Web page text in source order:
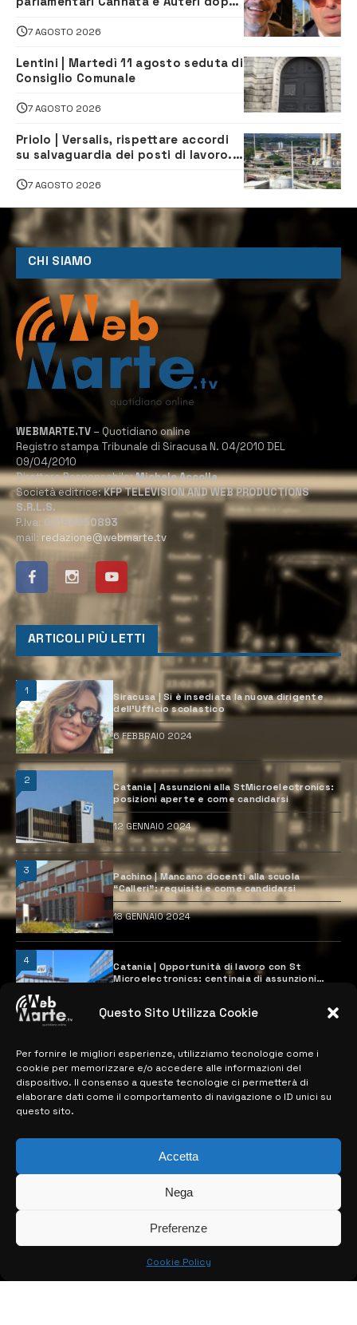
Questo Sito Utilizza Cookie
Per fornire le migliori esperienze, utilizziamo tecnologie come i
cookie per memorizzare e/o accedere alle informazioni del
dispositivo. Il consenso a queste tecnologie ci permetterà di
elaborare dati come il comportamento di navigazione o ID unici su
questo sito.
Accetta
Nega
Preferenze
Cookie Policy
depuratore
7 AGOSTO 2026
Lentini | Martedì 11 agosto seduta di
Consiglio Comunale
7 AGOSTO 2026
Priolo | Versalis, rispettare accordi
su salvaguardia dei posti di lavoro. Il
7 AGOSTO 2026
CHI SIAMO
WEBMARTE.TV – Quotidiano online
Registro stampa Tribunale di Siracusa N. 04/2010 DEL
09/04/2010
Direttore Responsabile:Michele Accolla
Società editrice:KFP TELEVISION AND WEB PRODUCTIONS
S.R.L.S.
P.Iva: 02184950893
mail: redazione@webmarte.tv
ARTICOLI PIÙ LETTI
1
Siracusa | Si è insediata la nuova dirigente
dell’Ufficio scolastico
6 FEBBRAIO 2024
2
Catania | Assunzioni alla StMicroelectronics:
posizioni aperte e come candidarsi
12 GENNAIO 2024
3
Pachino | Mancano docenti alla scuola
“Calleri”: requisiti e come candidarsi
18 GENNAIO 2024
4
Catania | Opportunità di lavoro con St
Microelectronics: centinaia di assunzioni
28 MARZO 2024
MAPPA DEL SITO
> NOTIZIE
> EDIZIONI LOCALI